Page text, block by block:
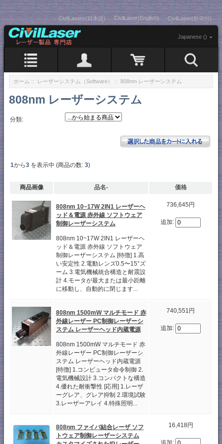
CivilLasers(日本語) CivilLaser(English) CivilLaser(한국어)
Japanese ()
ホーム :: レーザーシステム（Software） :: 808nm レーザーシステム
808nm レーザーシステム
分類:
1から3 を表示中 (商品の数: 3)
商品画像 品名- 価格
808nm 10~17W 2IN1 レーザーヘ
ッド＆電源 赤外線 ソフトウェア
制御レーザーシステム
808nm 10~17W 2IN1 レーザーヘ
ッド＆電源 赤外線 ソフトウェア
制御レーザーシステム [特徴] 1.高
い安定性 2.電動レンズ0.5〜15°ズ
ーム 3.電気機械統合構造と耐震設
計 4.モータが最大または最小距離
に移動し、自動的に閉じます...
736,645円
追加:
808nm 1500mW マルチモード 赤
外線レーザー PC制御レーザーシ
ステム レーザーヘッド内蔵電源
808nm 1500mW マルチモード 赤
外線レーザー PC制御レーザーシ
ステム レーザーヘッド内蔵電源
[特徴] 1.コンピュータ命令制御 2.
電気機械設計 3.コンパクトな構造
4.優れた耐衝撃性 [応用] 1.レーザ
ーグレア、グレア抑制 2.環境試験
3.レーザーアレイ 4.特殊照明...
740,551円
追加:
808nm ファイバ結合レーザ ソフ
トウェア制御レーザーシステム
16,418円